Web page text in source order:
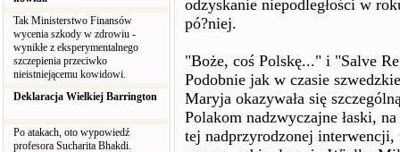
Tak Ministerstwo Finansów
wycenia szkody w zdrowiu -
wynikłe z eksperymentalnego
szczepienia przeciwko
nieistniejącemu kowidowi.
Deklaracja Wielkiej Barrington
Po atakach, oto wypowiedź
profesora Sucharita Bhakdi.
odzyskanie niepodległości w
pó?niej.
"Boże, coś Polskę..." i "Salve
Podobnie jak w czasie
Maryja okazywała się
Polakom nadzwyczajne łaski,
tej nadprzyrodzonej interwencji,